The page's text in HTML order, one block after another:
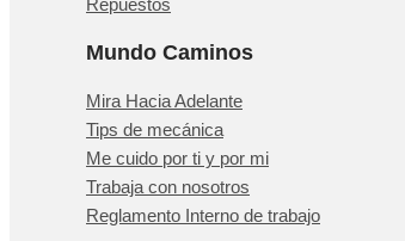
Mundo Caminos
Mira Hacia Adelante
Tips de mecánica
Me cuido por ti y por mi
Trabaja con nosotros
Reglamento Interno de trabajo